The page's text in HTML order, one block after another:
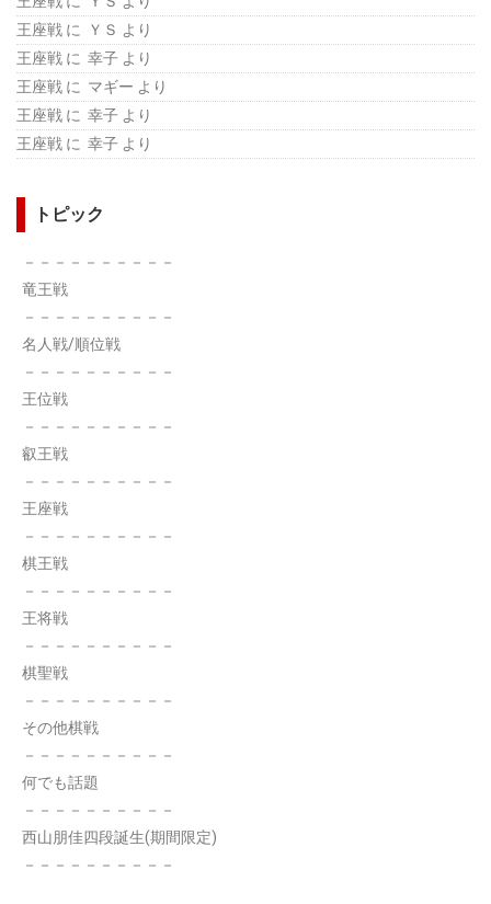
王座戦 に ＹＳ より
王座戦 に 幸子 より
王座戦 に マギー より
王座戦 に 幸子 より
王座戦 に 幸子 より
トピック
－－－－－－－－－－
竜王戦
－－－－－－－－－－
名人戦/順位戦
－－－－－－－－－－
王位戦
－－－－－－－－－－
叡王戦
－－－－－－－－－－
王座戦
－－－－－－－－－－
棋王戦
－－－－－－－－－－
王将戦
－－－－－－－－－－
棋聖戦
－－－－－－－－－－
その他棋戦
－－－－－－－－－－
何でも話題
－－－－－－－－－－
西山朋佳四段誕生(期間限定)
－－－－－－－－－－